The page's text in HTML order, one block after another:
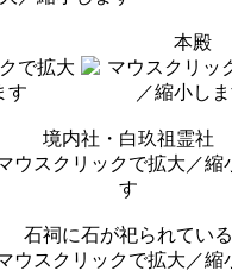
本殿
境内社・白玖祖霊社
石祠に石が祀られている